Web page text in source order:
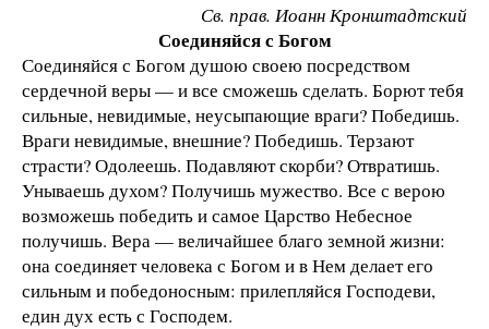
Св. прав. Иоанн Кронштадтский
Соединяйся с Богом
Соединяйся с Богом душою своею посредством
сердечной веры — и все сможешь сделать. Борют тебя
сильные, невидимые, неусыпающие враги? Победишь.
Враги невидимые, внешние? Победишь. Терзают
страсти? Одолеешь. Подавляют скорби? Отвратишь.
Унываешь духом? Получишь мужество. Все с верою
возможешь победить и самое Царство Небесное
получишь. Вера — величайшее благо земной жизни:
она соединяет человека с Богом и в Нем делает его
сильным и победоносным: прилепляйся Господеви,
един дух есть с Господем.